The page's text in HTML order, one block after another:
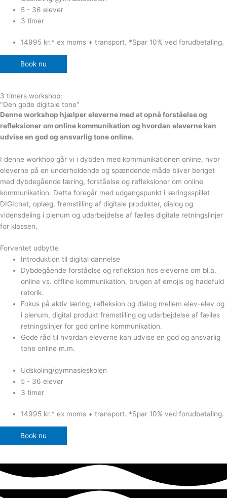
5 - 36 elever
3 timer
14995 kr.* ex moms + transport. *Spar 10% ved forudbetaling.
Book nu
3 timers workshop:
"Den gode digitale tone"
Denne workshop hjælper eleverne med at opnå forståelse og
refleksioner om online kommunikation og hvordan eleverne kan
udvise en god og ansvarlig tone online.
I denne workhop går vi i dybden med kommunikationen online, hvor
eleverne på en underholdende og spændende måde bliver beriget
med dybdegående læring, forståelse og refleksioner om online
kommunikation. Dette foregår med udgangspunkt i læringsspillet
DIGIchat, oplæg, fremstilling af digitale produkter, dialog og
vidensdeling i plenum og udarbejdelse af fælles digitale retningslinjer
for klassen.
Forventet udbytte
Introduktion til digital dannelse
Dybdegående forståelse og refleksion hos eleverne om bl.a.
online vs. offline kommunikation, brugen af emojis og hadefuld
retorik.
Fokus på aktiv læring, refleksion og dialog mellem elev-elev og
i plenum, digital produkt fremstilling og udarbejdelse af fælles
retningslinjer for god online kommunikation.
Gode råd til hvordan eleverne kan udvise en god og ansvarlig
tone online m.m.
Udskoling/gymnasieskolen
5 - 36 elever
3 timer
14995 kr.* ex moms + transport. *Spar 10% ved forudbetaling.
Book nu